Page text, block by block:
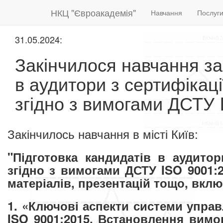
НКЦ "Євроакадемія" Навчання
31.05.2024:
Закінчилося навчання
в аудитори з
згідно з вимогами
Закінчилось навчання в місті Київ:
"Підготовка кандидатів в
згідно з вимогами ДСТУ ISO
матеріалів, презентацій тощо,
1. «Ключові аспекти системи
ISO 9001:2015. Встановлення